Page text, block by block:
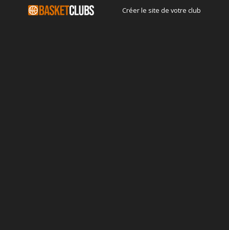
Créer le site de votre club